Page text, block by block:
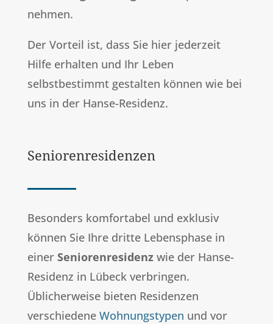
nehmen.
Der Vorteil ist, dass Sie hier jederzeit
Hilfe erhalten und Ihr Leben
selbstbestimmt gestalten können wie bei
uns in der Hanse-Residenz.
Seniorenresidenzen
Besonders komfortabel und exklusiv
können Sie Ihre dritte Lebensphase in
einer Seniorenresidenzwie der Hanse-
Residenz in Lübeck verbringen.
Üblicherweise bieten Residenzen
verschiedene Wohnungstypen und vor